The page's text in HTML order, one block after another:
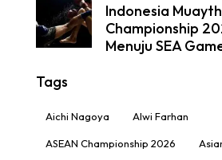
Indonesia
Championship
Menuju SEA
Tags
Aichi Nagoya Alwi Farhan
ASEAN Championship 2026